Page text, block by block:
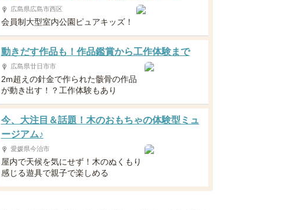
広島県広島市西区
会員制大型室内公園ピュアキッズ！
動きだす作品も！作品鑑賞から工作体験まで
広島県廿日市市
2m超えの針金で作られた骸骨の作品
が動き出す！？工作体験もあり
今、大注目＆話題！木のおもちゃの体験型ミュ
ージアム♪
愛媛県今治市
屋内で天候を気にせず！木のぬくもり
感じる遊具で親子で楽しめる